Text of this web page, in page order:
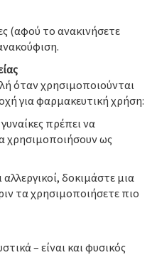
(αφού το ανακινήσετε
όταν χρησιμοποιούνται
για φαρμακευτική χρήση:
πρέπει να
χρησιμοποιήσουν ως
δοκιμάστε μια
τα χρησιμοποιήσετε πιο
– είναι και φυσικός